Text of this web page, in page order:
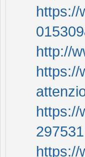
https://
http://
https://
https://
297531
https://